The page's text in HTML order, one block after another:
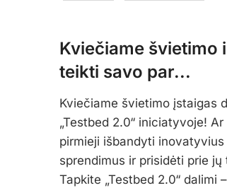
Kviečiame švietimo
teikti savo par...
Kviečiame švietimo įstaigas
„Testbed 2.0“ iniciatyvoje!
pirmieji išbandyti
sprendimus ir prisidėti prie jų
Tapkite „Testbed 2.0“ dalimi